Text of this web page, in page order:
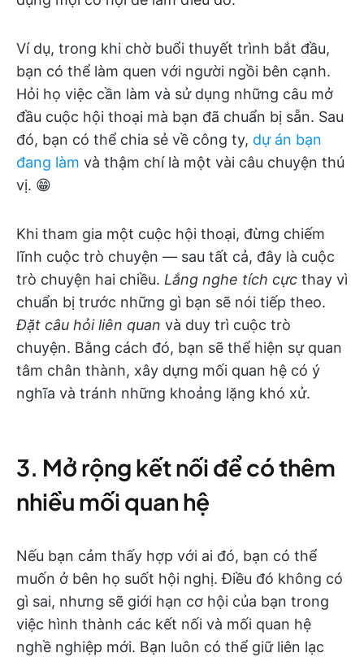
Ví dụ, trong khi chờ buổi thuyết trình bắt đầu,
bạn có thể làm quen với người ngồi bên cạnh.
Hỏi họ việc cần làm và sử dụng những câu mở
đầu cuộc hội thoại mà bạn đã chuẩn bị sẵn. Sau
đó, bạn có thể chia sẻ về công ty, dự án bạn
đang làm và thậm chí là một vài câu chuyện thú
vị. 😁
Khi tham gia một cuộc hội thoại, đừng chiếm
lĩnh cuộc trò chuyện — sau tất cả, đây là cuộc
trò chuyện hai chiều. Lắng nghe tích cực thay vì
chuẩn bị trước những gì bạn sẽ nói tiếp theo.
Đặt câu hỏi liên quan và duy trì cuộc trò
chuyện. Bằng cách đó, bạn sẽ thể hiện sự quan
tâm chân thành, xây dựng mối quan hệ có ý
nghĩa và tránh những khoảng lặng khó xử.
3. Mở rộng kết nối để có thêm
nhiều mối quan hệ
Nếu bạn cảm thấy hợp với ai đó, bạn có thể
muốn ở bên họ suốt hội nghị. Điều đó không có
gì sai, nhưng sẽ giới hạn cơ hội của bạn trong
việc hình thành các kết nối và mối quan hệ
nghề nghiệp mới. Bạn luôn có thể giữ liên lạc